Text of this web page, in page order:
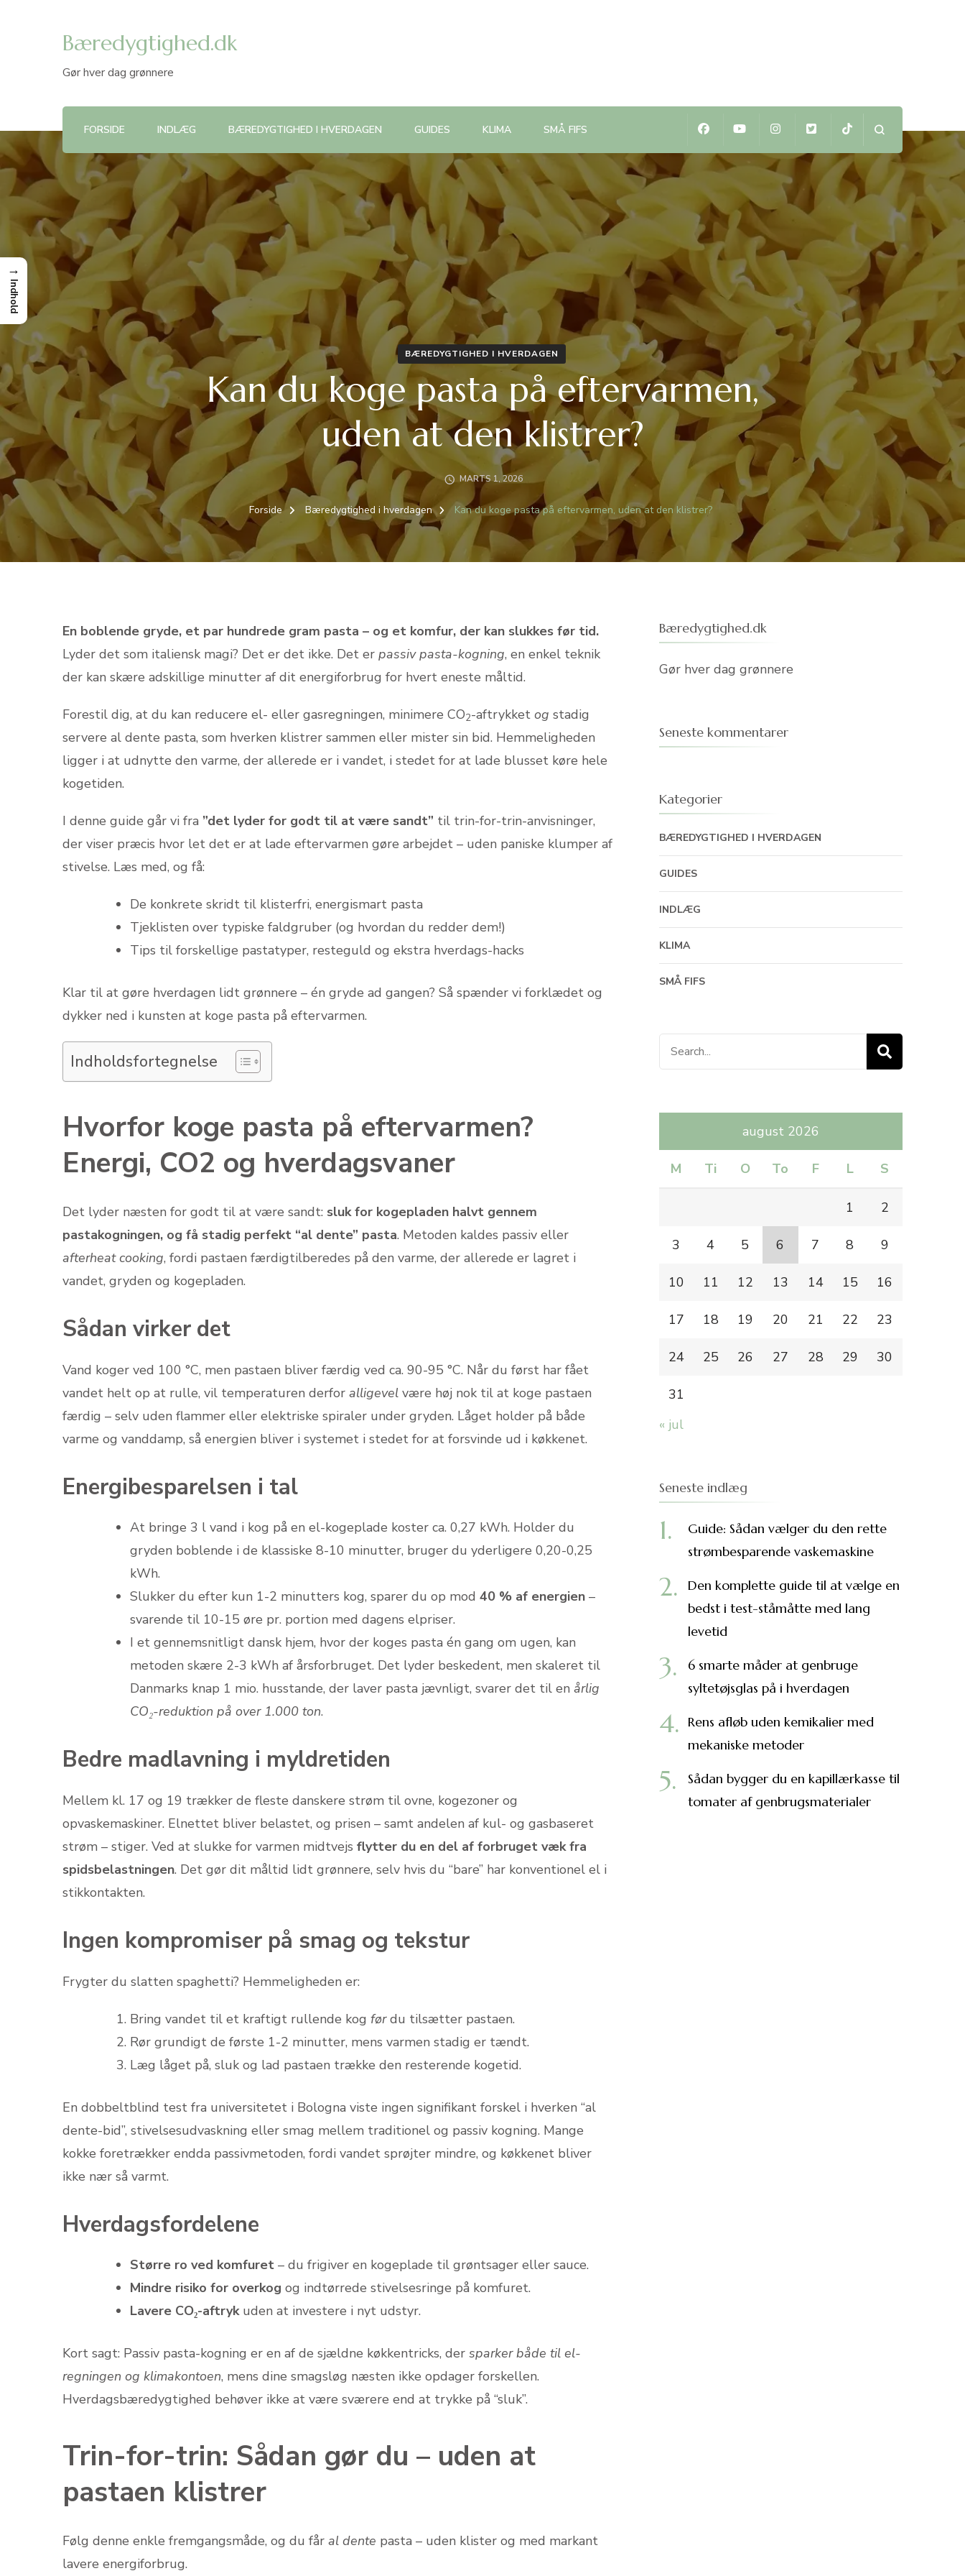
Bæredygtighed.dk
Gør hver dag grønnere
FORSIDE INDLÆG BÆREDYGTIGHED I HVERDAGEN GUIDES KLIMA SMÅ FIFS
BÆREDYGTIGHED I HVERDAGEN
Kan du koge pasta på eftervarmen,
uden at den klistrer?
MARTS 1, 2026
Forside Bæredygtighed i hverdagen Kan du koge pasta på eftervarmen, uden at den klistrer?
En boblende gryde, et par hundrede gram pasta – og et komfur, der kan slukkes før tid.
Lyder det som italiensk magi? Det er det ikke. Det er passiv pasta-kogning, en enkel teknik
der kan skære adskillige minutter af dit energiforbrug for hvert eneste måltid.
Forestil dig, at du kan reducere el- eller gasregningen, minimere CO2-aftrykket og stadig
servere al dente pasta, som hverken klistrer sammen eller mister sin bid. Hemmeligheden
ligger i at udnytte den varme, der allerede er i vandet, i stedet for at lade blusset køre hele
kogetiden.
I denne guide går vi fra ”det lyder for godt til at være sandt” til trin-for-trin-anvisninger,
der viser præcis hvor let det er at lade eftervarmen gøre arbejdet – uden paniske klumper af
stivelse. Læs med, og få:
De konkrete skridt til klisterfri, energismart pasta
Tjeklisten over typiske faldgruber (og hvordan du redder dem!)
Tips til forskellige pastatyper, resteguld og ekstra hverdags-hacks
Klar til at gøre hverdagen lidt grønnere – én gryde ad gangen? Så spænder vi forklædet og
dykker ned i kunsten at koge pasta på eftervarmen.
Indholdsfortegnelse
Hvorfor koge pasta på eftervarmen?
Energi, CO2 og hverdagsvaner
Det lyder næsten for godt til at være sandt: sluk for kogepladen halvt gennem
pastakogningen, og få stadig perfekt “al dente” pasta. Metoden kaldes passiv eller
afterheat cooking, fordi pastaen færdigtilberedes på den varme, der allerede er lagret i
vandet, gryden og kogepladen.
Sådan virker det
Vand koger ved 100 °C, men pastaen bliver færdig ved ca. 90-95 °C. Når du først har fået
vandet helt op at rulle, vil temperaturen derfor alligevel være høj nok til at koge pastaen
færdig – selv uden flammer eller elektriske spiraler under gryden. Låget holder på både
varme og vanddamp, så energien bliver i systemet i stedet for at forsvinde ud i køkkenet.
Energibesparelsen i tal
At bringe 3 l vand i kog på en el-kogeplade koster ca. 0,27 kWh. Holder du
gryden boblende i de klassiske 8-10 minutter, bruger du yderligere 0,20-0,25
kWh.
Slukker du efter kun 1-2 minutters kog, sparer du op mod 40 % af energien –
svarende til 10-15 øre pr. portion med dagens elpriser.
I et gennemsnitligt dansk hjem, hvor der koges pasta én gang om ugen, kan
metoden skære 2-3 kWh af årsforbruget. Det lyder beskedent, men skaleret til
Danmarks knap 1 mio. husstande, der laver pasta jævnligt, svarer det til en årlig
CO₂-reduktion på over 1.000 ton.
Bedre madlavning i myldretiden
Mellem kl. 17 og 19 trækker de fleste danskere strøm til ovne, kogezoner og
opvaskemaskiner. Elnettet bliver belastet, og prisen – samt andelen af kul- og gasbaseret
strøm – stiger. Ved at slukke for varmen midtvejs flytter du en del af forbruget væk fra
spidsbelastningen. Det gør dit måltid lidt grønnere, selv hvis du “bare” har konventionel el i
stikkontakten.
Ingen kompromiser på smag og tekstur
Frygter du slatten spaghetti? Hemmeligheden er:
Bring vandet til et kraftigt rullende kog førdu tilsætter pastaen.
Rør grundigt de første 1-2 minutter, mens varmen stadig er tændt.
Læg låget på, sluk og lad pastaen trække den resterende kogetid.
En dobbeltblind test fra universitetet i Bologna viste ingen signifikant forskel i hverken “al
dente-bid”, stivelsesudvaskning eller smag mellem traditionel og passiv kogning. Mange
kokke foretrækker endda passivmetoden, fordi vandet sprøjter mindre, og køkkenet bliver
ikke nær så varmt.
Hverdagsfordelene
Større ro ved komfuret – du frigiver en kogeplade til grøntsager eller sauce.
Mindre risiko for overkog og indtørrede stivelsesringe på komfuret.
Lavere CO₂-aftrykuden at investere i nyt udstyr.
Kort sagt: Passiv pasta-kogning er en af de sjældne køkkentricks, der sparker både til el-
regningen og klimakontoen, mens dine smagsløg næsten ikke opdager forskellen.
Hverdagsbæredygtighed behøver ikke at være sværere end at trykke på “sluk”.
Trin-for-trin: Sådan gør du – uden at
pastaen klistrer
Følg denne enkle fremgangsmåde, og du får al dente pasta – uden klister og med markant
lavere energiforbrug.
Bæredygtighed.dk
Gør hver dag grønnere
Seneste kommentarer
Kategorier
BÆREDYGTIGHED I HVERDAGEN
GUIDES
INDLÆG
KLIMA
SMÅ FIFS
Search
for:
august 2026
M Ti O To F L S
1 2
3 4 5 6 7 8 9
10 11 12 13 14 15 16
17 18 19 20 21 22 23
24 25 26 27 28 29 30
31
« jul
Seneste indlæg
Guide: Sådan vælger du den rette
strømbesparende vaskemaskine
Den komplette guide til at vælge en
bedst i test-ståmåtte med lang
levetid
6 smarte måder at genbruge
syltetøjsglas på i hverdagen
Rens afløb uden kemikalier med
mekaniske metoder
Sådan bygger du en kapillærkasse til
tomater af genbrugsmaterialer
→
Indhold